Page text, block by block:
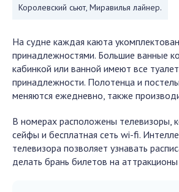
Королевский сьют, Миравилья лайнер.
На судне каждая каюта
принадлежностями. Большие ванные
кабинкой или ванной имеют все
принадлежности. Полотенца и
меняются ежедневно, также
В номерах расположены телевизоры,
сейфы и бесплатная сеть wi-fi.
телевизора позволяет узнавать
делать брань билетов на